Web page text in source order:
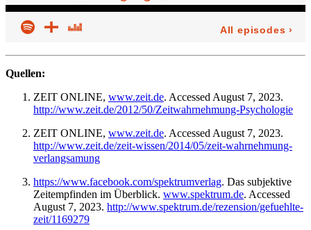
Quellen:
ZEIT ONLINE, www.zeit.de. Accessed August 7, 2023.
http://www.zeit.de/2012/50/Zeitwahrnehmung-Psychologie
ZEIT ONLINE, www.zeit.de. Accessed August 7, 2023.
http://www.zeit.de/zeit-wissen/2014/05/zeit-wahrnehmung-
verlangsamung
https://www.facebook.com/spektrumverlag. Das subjektive
Zeitempfinden im Überblick. www.spektrum.de. Accessed
August 7, 2023. http://www.spektrum.de/rezension/gefuehlte-
zeit/1169279